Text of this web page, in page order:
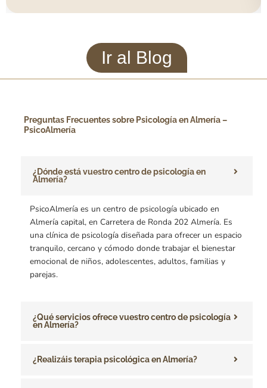
Ir al Blog
Preguntas Frecuentes sobre Psicología en Almería –
PsicoAlmería
¿Dónde está vuestro centro de psicología en
Almería?
PsicoAlmería es un centro de psicología ubicado en
Almería capital, en Carretera de Ronda 202 Almería. Es
una clínica de psicología diseñada para ofrecer un espacio
tranquilo, cercano y cómodo donde trabajar el bienestar
emocional de niños, adolescentes, adultos, familias y
parejas.
¿Qué servicios ofrece vuestro centro de psicología
en Almería?
¿Realizáis terapia psicológica en Almería?